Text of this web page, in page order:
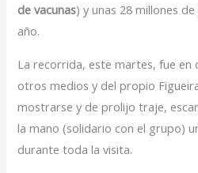
de vacunas) y unas 28 millones
año.
La recorrida, este martes, fue en
otros medios y del propio
mostrarse y de prolijo traje,
la mano (solidario con el grupo)
durante toda la visita.